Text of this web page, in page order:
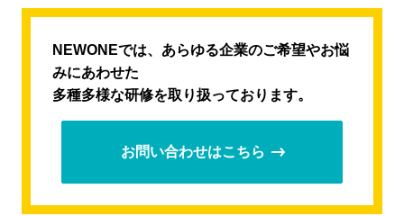
NEWONEでは、あらゆる企業のご希望やお悩
みにあわせた
多種多様な研修を取り扱っております。
お問い合わせはこちら